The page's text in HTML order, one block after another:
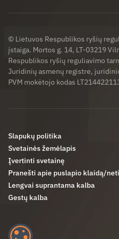
© Lietuvos Respublikos ryšių
įstaiga. Mortos g. 14, LT-03219
Respublikos ryšių reguliavimo
Juridinių asmenų registre,
PVM mokėtojo kodas
Slapukų politika
Svetainės žemėlapis
Įvertinti svetainę
Pranešti apie puslapio klaidą/
Lengvai suprantama kalba
Gestų kalba